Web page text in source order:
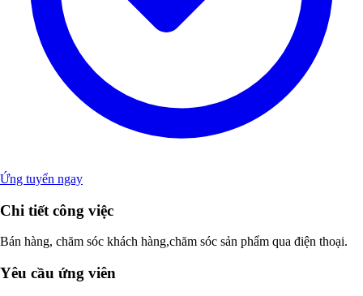
Ứng tuyển ngay
Chi tiết công việc
Bán hàng, chăm sóc khách hàng,chăm sóc sản phẩm qua điện thoại.
Yêu cầu ứng viên